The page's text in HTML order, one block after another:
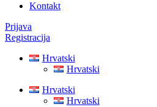
Kontakt
Prijava
Registracija
Hrvatski
Hrvatski
Hrvatski
Hrvatski